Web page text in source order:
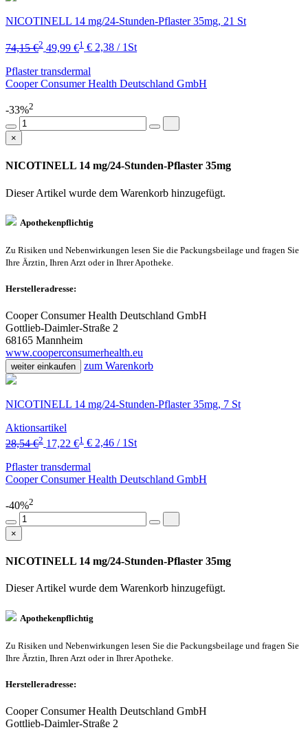
NICOTINELL 14 mg/24-Stunden-Pflaster 35mg, 21 St
74,15 €2 49,99 €1 € 2,38 / 1St
Pflaster transdermal
Cooper Consumer Health Deutschland GmbH
-33%2
×
NICOTINELL 14 mg/24-Stunden-Pflaster 35mg
Dieser Artikel wurde dem Warenkorb hinzugefügt.
Apothekenpflichtig
Zu Risiken und Nebenwirkungen lesen Sie die Packungsbeilage und fragen Sie
Ihre Ärztin, Ihren Arzt oder in Ihrer Apotheke.
Herstelleradresse:
Cooper Consumer Health Deutschland GmbH
Gottlieb-Daimler-Straße 2
68165 Mannheim
www.cooperconsumerhealth.eu
weiter einkaufen zum Warenkorb
NICOTINELL 14 mg/24-Stunden-Pflaster 35mg, 7 St
Aktionsartikel
28,54 €2 17,22 €1 € 2,46 / 1St
Pflaster transdermal
Cooper Consumer Health Deutschland GmbH
-40%2
×
NICOTINELL 14 mg/24-Stunden-Pflaster 35mg
Dieser Artikel wurde dem Warenkorb hinzugefügt.
Apothekenpflichtig
Zu Risiken und Nebenwirkungen lesen Sie die Packungsbeilage und fragen Sie
Ihre Ärztin, Ihren Arzt oder in Ihrer Apotheke.
Herstelleradresse:
Cooper Consumer Health Deutschland GmbH
Gottlieb-Daimler-Straße 2